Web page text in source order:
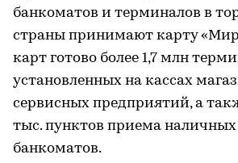
банкоматов и терминалов в
страны принимают карту
карт готово более 1,7 млн
установленных на кассах
сервисных предприятий, а
тыс. пунктов приема наличных
банкоматов.